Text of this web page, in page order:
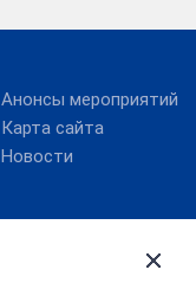
Анонсы мероприятий
Карта сайта
Новости